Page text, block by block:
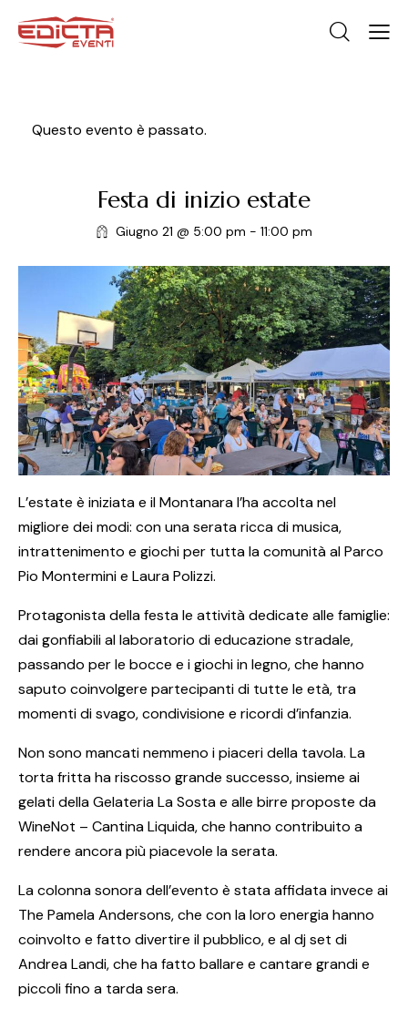
Questo evento è passato.
Festa di inizio estate
Giugno 21 @ 5:00 pm - 11:00 pm
L’estate è iniziata e il Montanara l’ha accolta nel
migliore dei modi: con una serata ricca di musica,
intrattenimento e giochi per tutta la comunità al Parco
Pio Montermini e Laura Polizzi.
Protagonista della festa le attività dedicate alle famiglie:
dai gonfiabili al laboratorio di educazione stradale,
passando per le bocce e i giochi in legno, che hanno
saputo coinvolgere partecipanti di tutte le età, tra
momenti di svago, condivisione e ricordi d’infanzia.
Non sono mancati nemmeno i piaceri della tavola. La
torta fritta ha riscosso grande successo, insieme ai
gelati della Gelateria La Sosta e alle birre proposte da
WineNot – Cantina Liquida, che hanno contribuito a
rendere ancora più piacevole la serata.
La colonna sonora dell’evento è stata affidata invece ai
The Pamela Andersons, che con la loro energia hanno
coinvolto e fatto divertire il pubblico, e al dj set di
Andrea Landi, che ha fatto ballare e cantare grandi e
piccoli fino a tarda sera.